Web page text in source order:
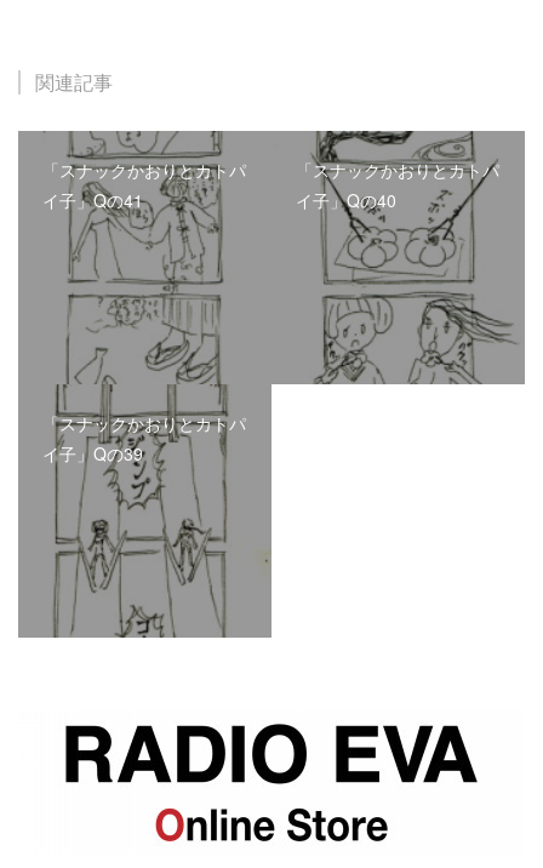
関連記事
「スナックかおりとカトパ
イ子」Qの41
「スナックかおりとカトパ
イ子」Qの40
「スナックかおりとカトパ
イ子」Qの39